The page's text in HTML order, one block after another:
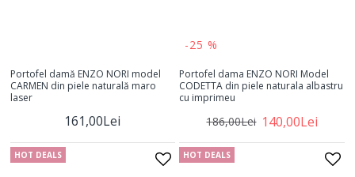
Portofel damă ENZO NORI model
CARMEN din piele naturală maro
laser
161,00Lei
-25 %
Portofel dama ENZO NORI Model
CODETTA din piele naturala albastru
cu imprimeu
140,00Lei
186,00Lei
HOT DEALS HOT DEALS